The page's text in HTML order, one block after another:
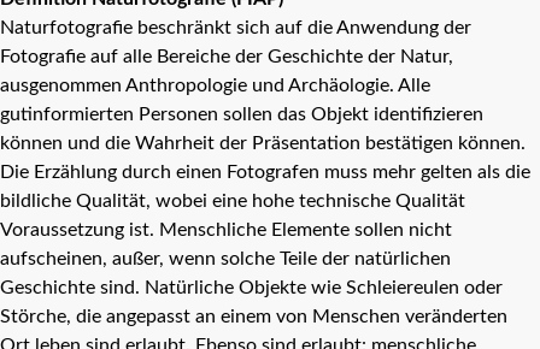
Naturfotografie beschränkt sich auf die Anwendung der
Fotografie auf alle Bereiche der Geschichte der Natur,
ausgenommen Anthropologie und Archäologie. Alle
gutinformierten Personen sollen das Objekt identifizieren
können und die Wahrheit der Präsentation bestätigen können.
Die Erzählung durch einen Fotografen muss mehr gelten als die
bildliche Qualität, wobei eine hohe technische Qualität
Voraussetzung ist. Menschliche Elemente sollen nicht
aufscheinen, außer, wenn solche Teile der natürlichen
Geschichte sind. Natürliche Objekte wie Schleiereulen oder
Störche, die angepasst an einem von Menschen veränderten